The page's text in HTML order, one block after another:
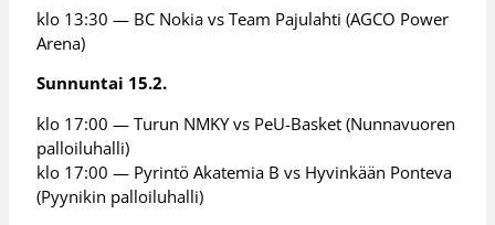
klo 13:30 — BC Nokia vs Team Pajulahti (AGCO Power
Arena)
Sunnuntai 15.2.
klo 17:00 — Turun NMKY vs PeU-Basket (Nunnavuoren
palloiluhalli)
klo 17:00 — Pyrintö Akatemia B vs Hyvinkään Ponteva
(Pyynikin palloiluhalli)